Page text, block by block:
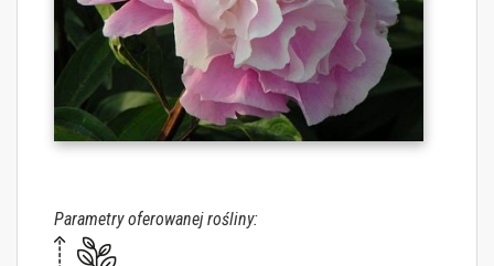
Parametry oferowanej rośliny: